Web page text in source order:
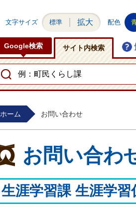
文字サイズ 標準 拡大 配色
Google検索 サイト内検索
ホーム お問い合わせ
お問い合わ
生涯学習課 生涯学